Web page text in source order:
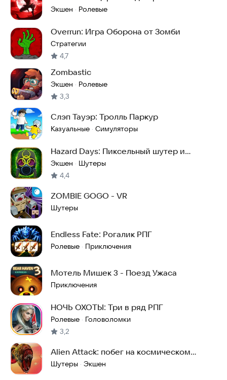
Экшен · Ролевые
Overrun: Игра Оборона от Зомби
Стратегии
4,7
Zombastic
Экшен · Ролевые
3,3
Слэп Тауэр: Тролль Паркур
Казуальные · Симуляторы
Hazard Days: Пиксельный шутер и
выживание
Экшен · Шутеры
4,4
ZOMBIE GOGO - VR
Шутеры
Endless Fate: Рогалик РПГ
Ролевые · Приключения
Мотель Мишек 3 - Поезд Ужаса
Приключения
НОЧЬ ОХОТЫ: Три в ряд РПГ
Ролевые · Головоломки
3,2
Alien Attack: побег на космическом
корабле
Шутеры · Экшен